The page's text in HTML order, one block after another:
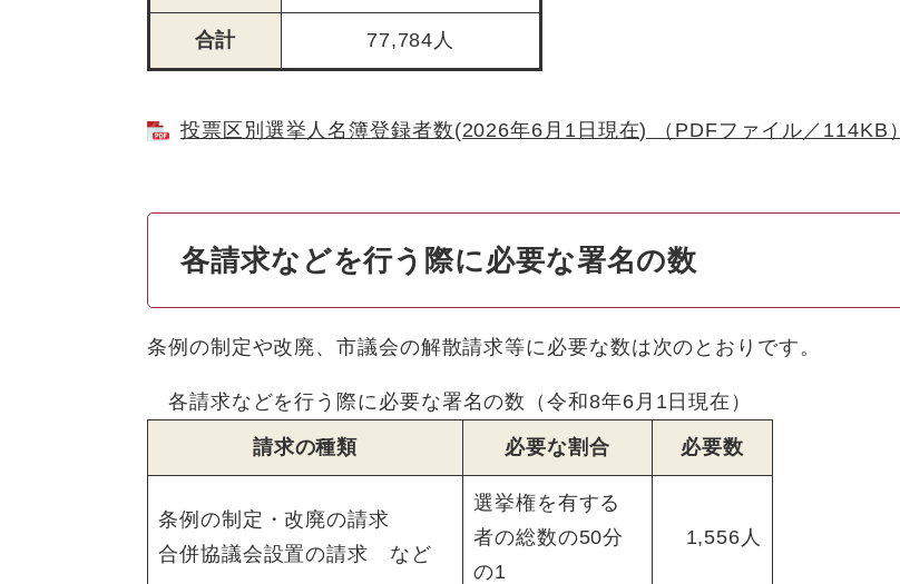
合計 77,784人
投票区別選挙人名簿登録者数(2026年6月1日現在) （PDFファイル／114KB）
各請求などを行う際に必要な署名の数
条例の制定や改廃、市議会の解散請求等に必要な数は次のとおりです。
請求の種類 必要な割合 必要数
各請求などを行う際に必要な署名の数（令和8年6月1日現在）
条例の制定・改廃の請求
合併協議会設置の請求 など
選挙権を有する
者の総数の50分
の1
1,556人